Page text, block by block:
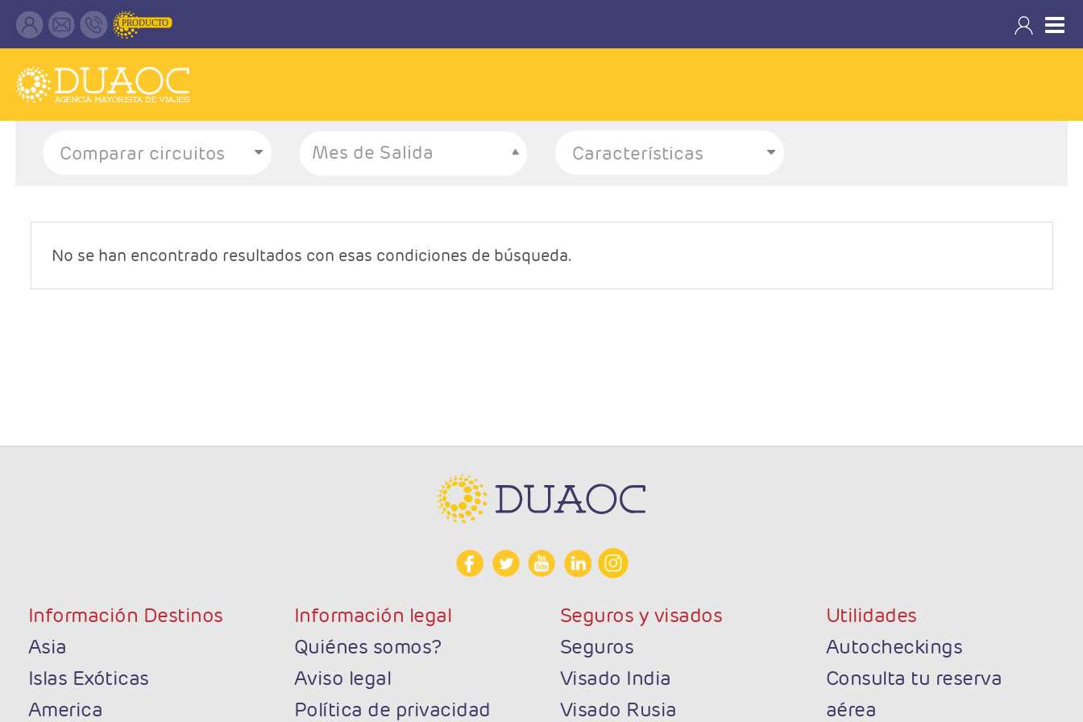
Mes de Salida
No se han encontrado resultados con esas condiciones de búsqueda.
Información Destinos
Asia
Islas Exóticas
America
Información legal
Quiénes somos?
Aviso legal
Política de privacidad
Seguros y visados
Seguros
Visado India
Visado Rusia
Utilidades
Autocheckings
Consulta tu reserva
aérea